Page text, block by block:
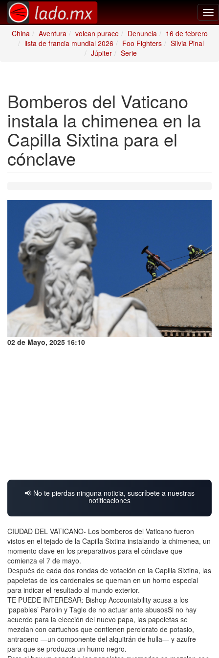
China
Aventura volcan purace Denuncia
16 de febrero
lista de francia mundial 2026
Foo Fighters
Silvia Pinal
Júpiter
Serie
Bomberos del Vaticano
instala la chimenea en la
Capilla Sixtina para el
cónclave
02 de Mayo, 2025 16:10
📢 No te pierdas ninguna noticia, suscríbete a nuestras
notificaciones
CIUDAD DEL VATICANO- Los bomberos del Vaticano fueron
vistos en el tejado de la Capilla Sixtina instalando la chimenea, un
momento clave en los preparativos para el cónclave que
comienza el 7 de mayo.
Después de cada dos rondas de votación en la Capilla Sixtina, las
papeletas de los cardenales se queman en un horno especial
para indicar el resultado al mundo exterior.
TE PUEDE INTERESAR: Bishop Accountability acusa a los
‘papables’ Parolin y Tagle de no actuar ante abusosSi no hay
acuerdo para la elección del nuevo papa, las papeletas se
mezclan con cartuchos que contienen perclorato de potasio,
antraceno —un componente del alquitrán de hulla— y azufre
para que se produzca un humo negro.